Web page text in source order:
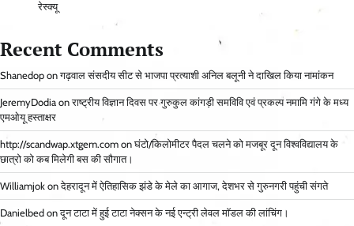
रेस्क्यू
Recent Comments
Shanedop onगढ़वाल संसदीय सीट से भाजपा प्रत्याशी अनिल बलूनी ने दाखिल किया नामांकन
JeremyDodia onराष्ट्रीय विज्ञान दिवस पर गुरुकुल कांगड़ी समविवि एवं प्रकल्प नमामि गंगे के मध्य
एमओयू हस्ताक्षर
http://scandwap.xtgem.com onघंटो/किलोमीटर पैदल चलने को मजबूर दून विश्वविद्यालय के
छात्रो को कब मिलेगी बस की सौगात।
Williamjok onदेहरादून में ऐतिहासिक झंडे के मेले का आगाज, देशभर से गुरुनगरी पहुंची संगते
Danielbed onदून टाटा में हुई टाटा नेक्सन के नई एन्ट्री लेवल मॉडल की लांचिंग।